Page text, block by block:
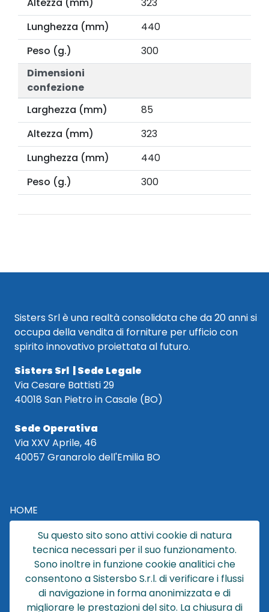
Lunghezza (mm)
440
Peso (g.)
300
Dimensioni
confezione
Larghezza (mm)
85
Altezza (mm)
323
Lunghezza (mm)
440
Peso (g.)
300
Sisters Srl è una realtà consolidata che da 20 anni si
occupa della vendita di forniture per ufficio con
spirito innovativo proiettata al futuro.
Sisters Srl | Sede Legale
Via Cesare Battisti 29
40018 San Pietro in Casale (BO)
Sede Operativa
Via XXV Aprile, 46
40057 Granarolo dell'Emilia BO
HOME
CATALOGO
CHI SIAMO
NEWS
CONTATTACI
CONDIZIONI DI VENDITA
Su questo sito sono attivi cookie di natura
tecnica necessari per il suo funzionamento.
Sono inoltre in funzione cookie analitici che
consentono a Sistersbo S.r.l. di verificare i flussi
di navigazione in forma anonimizzata e di
migliorare le prestazioni del sito. La chiusura di